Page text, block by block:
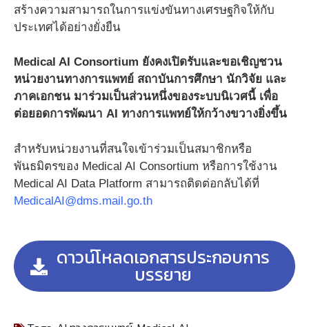
สร้างความสามารถในการแข่งขันทางเศรษฐกิจให้กับ
ประเทศได้อย่างยั่งยืน
Medical AI Consortium ยังคงเปิดรับและขอเชิญชวน
หน่วยงานทางการแพทย์ สถาบันการศึกษา นักวิจัย และ
ภาคเอกชน มาร่วมเป็นส่วนหนึ่งของระบบนิเวศนี้ เพื่อ
ต่อยอดการพัฒนา AI ทางการแพทย์ให้กว้างขวางยิ่งขึ้น
สำหรับหน่วยงานที่สนใจเข้าร่วมเป็นสมาชิกหรือ
พันธมิตรของ Medical AI Consortium หรือการใช้งาน
Medical AI Data Platform สามารถติดต่อกลับได้ที่
MedicalAI@dms.mail.go.th
ดาวน์โหลดเอกสารประกอบการ
บรรยาย